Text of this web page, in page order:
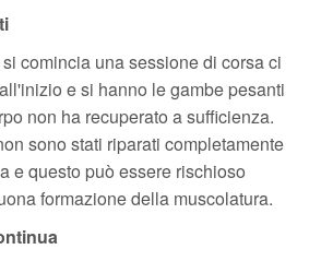
comincia una sessione di corsa ci
e si hanno le gambe pesanti
non ha recuperato a sufficienza.
sono stati riparati completamente
e questo può essere rischioso
formazione della muscolatura.